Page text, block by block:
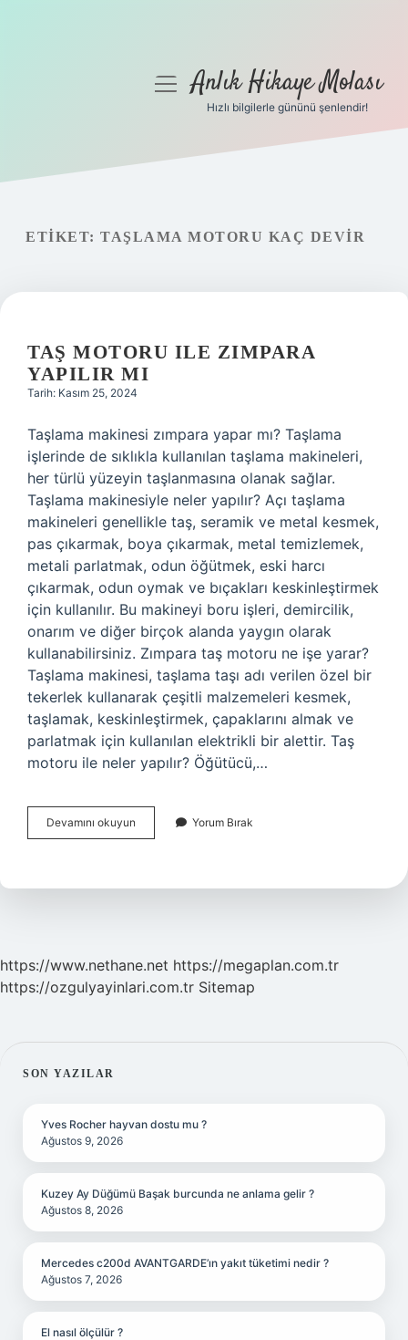
Gizlilik Politikası
menüyüAnlık Hikaye Molası
Hızlı bilgilerle gününü şenlendir!
ETIKET: TAŞLAMA MOTORU KAÇ DEVIR
TAŞ MOTORU ILE ZIMPARA
YAPILIR MI
Tarih: Kasım 25, 2024
Taşlama makinesi zımpara yapar mı? Taşlama
işlerinde de sıklıkla kullanılan taşlama makineleri,
her türlü yüzeyin taşlanmasına olanak sağlar.
Taşlama makinesiyle neler yapılır? Açı taşlama
makineleri genellikle taş, seramik ve metal kesmek,
pas çıkarmak, boya çıkarmak, metal temizlemek,
metali parlatmak, odun öğütmek, eski harcı
çıkarmak, odun oymak ve bıçakları keskinleştirmek
için kullanılır. Bu makineyi boru işleri, demircilik,
onarım ve diğer birçok alanda yaygın olarak
kullanabilirsiniz. Zımpara taş motoru ne işe yarar?
Taşlama makinesi, taşlama taşı adı verilen özel bir
tekerlek kullanarak çeşitli malzemeleri kesmek,
taşlamak, keskinleştirmek, çapaklarını almak ve
parlatmak için kullanılan elektrikli bir alettir. Taş
motoru ile neler yapılır? Öğütücü,…
Devamını okuyun
Motoru
Yapılır
Yorum Bırak
https://www.nethane.net https://megaplan.com.tr
https://ozgulyayinlari.com.tr Sitemap
SIDEBAR
SON YAZILAR
Yves Rocher hayvan dostu mu ?
Ağustos 9, 2026
Kuzey Ay Düğümü Başak burcunda ne anlama gelir ?
Ağustos 8, 2026
Mercedes c200d AVANTGARDE’ın yakıt tüketimi nedir ?
Ağustos 7, 2026
El nasıl ölçülür ?